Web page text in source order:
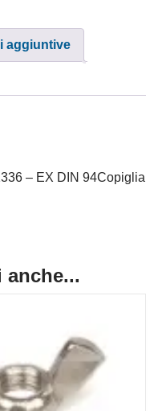
aggiuntive
– EX DIN 94Copiglia
anche...